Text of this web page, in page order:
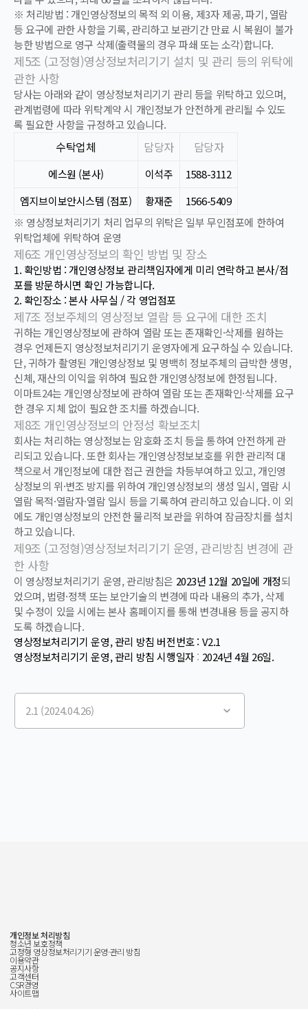
※처리방법 : 개인영상정보의 목적 외 이용, 제3자 제공, 파기, 열람
등 요구에 관한 사항을 기록, 관리하고 보관기간 만료 시 복원이 불가
능한 방법으로 영구 삭제(출력물의 경우 파쇄 또는 소각)합니다.
제5조 (고정형)영상정보처리기기 설치 및 관리 등의 위탁에
관한 사항
당사는 아래와 같이 영상정보처리기기 관리 등을 위탁하고 있으며,
관계법령에 따라 위탁계약 시 개인정보가 안전하게 관리될 수 있도
록 필요한 사항을 규정하고 있습니다.
수탁업체 담당자 담당자
에스원 (본사) 이석주
1588-3112
엠지브이보안시스템 (점포)
황재준
1566-5409
※ 영상정보처리기기 처리 업무의 위탁은 일부 무인점포에 한하여
위탁업체에 위탁하여 운영
제6조 개인영상정보의 확인 방법 및 장소
1. 확인방법 : 개인영상정보 관리책임자에게 미리 연락하고 본사/점
포를 방문하시면 확인 가능합니다.
2. 확인장소 : 본사 사무실 / 각 영업점포
제7조 정보주체의 영상정보 열람 등 요구에 대한 조치
귀하는 개인영상정보에 관하여 열람 또는 존재확인·삭제를 원하는
경우 언제든지 영상정보처리기기 운영자에게 요구하실 수 있습니다.
단, 귀하가 촬영된 개인영상정보 및 명백히 정보주체의 급박한 생명,
신체, 재산의 이익을 위하여 필요한 개인영상정보에 한정됩니다.
이마트24는 개인영상정보에 관하여 열람 또는 존재확인·삭제를 요구
한 경우 지체 없이 필요한 조치를 하겠습니다.
제8조 개인영상정보의 안정성 확보조치
회사는 처리하는 영상정보는 암호화 조치 등을 통하여 안전하게 관
리되고 있습니다. 또한 회사는 개인영상정보보호를 위한 관리적 대
책으로서 개인정보에 대한 접근 권한을 차등부여하고 있고, 개인영
상정보의 위·변조 방지를 위하여 개인영상정보의 생성 일시, 열람 시
열람 목적·열람자·열람 일시 등을 기록하여 관리하고 있습니다. 이 외
에도 개인영상정보의 안전한 물리적 보관을 위하여 잠금장치를 설치
하고 있습니다.
제9조 (고정형)영상정보처리기기 운영, 관리방침 변경에 관
한 사항
이 영상정보처리기기 운영, 관리방침은 2023년 12월 20일에 개정되
었으며, 법령·정책 또는 보안기술의 변경에 따라 내용의 추가, 삭제
및 수정이 있을 시에는 본사 홈페이지를 통해 변경내용 등을 공지하
도록 하겠습니다.
영상정보처리기기 운영, 관리 방침 버전번호 : V2.1
영상정보처리기기 운영, 관리 방침 시행일자: 2024년 4월 26일.
2.1 (2024.04.26)
3.0 (2025.11.12)
2.1 (2024.04.26)
2.0 (2023.12.20)
개인정보 처리방침
청소년 보호정책
고정형 영상정보처리기기 운영·관리 방침
이용약관
공지사항
고객센터
CSR경영
사이트맵